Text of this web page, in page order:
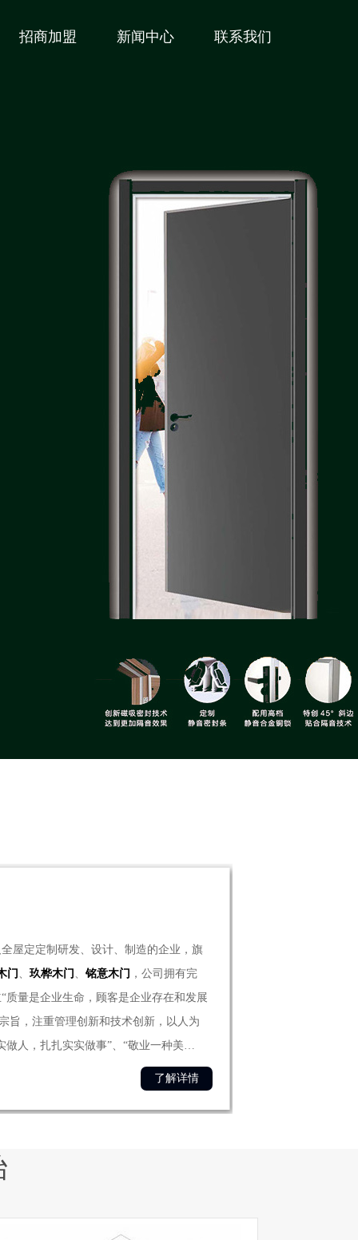
招商加盟 新闻中心 联系我们
屋定定制研发、设计、制造的企业，旗
门 、 玖桦木门 、 铭意木门 ，公司拥有完
量是企业生命，顾客是企业存在和发展
人，扎扎实实做事”、“敬业一种美
了解详情